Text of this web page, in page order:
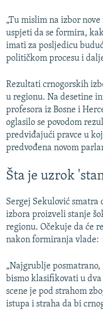
„Tu mislim na izbor
uspjeti da se formira,
imati za posljedicu
političkom procesu i
Rezultati crnogorskih
u regionu. Na desetine
profesora iz Bosne i
oglasilo se povodom
predviđajući pravce u
predvođena novom
Šta je uzrok
Sergej Sekulović
izbora proizveli stanje
regionu. Očekuje da će
nakon formiranja vlade:
„Najgrublje
bismo klasifikovati u dva
scene je pod strahom
istupa i straha da bi